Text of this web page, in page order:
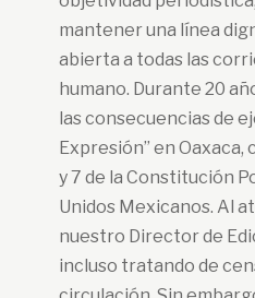
mantener una línea
abierta a todas las
humano. Durante 20
las consecuencias de
Expresión” en
y 7 de la Constitución
Unidos Mexicanos. Al
nuestro Director de
incluso tratando de